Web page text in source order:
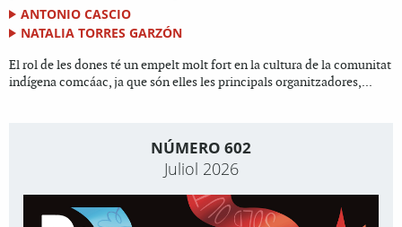
ANTONIO CASCIO
NATALIA TORRES GARZÓN
El rol de les dones té un empelt molt fort en la cultura de la comunitat
indígena comcáac, ja que són elles les principals organitzadores,...
NÚMERO 602
Juliol 2026